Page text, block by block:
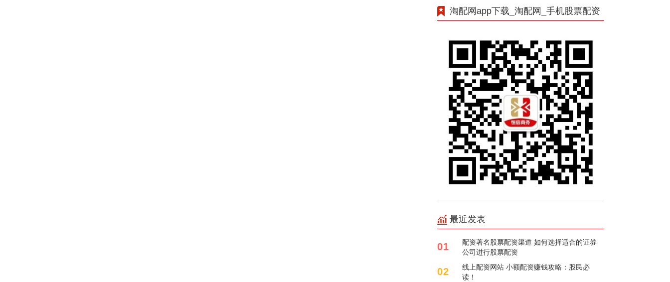
淘配网app下载_淘配网_手机股票配资
最近发表
01
配资著名股票配资渠道 如何选择适合的证券
公司进行股票配资
02
线上配资网站 小额配资赚钱攻略：股民必
读！